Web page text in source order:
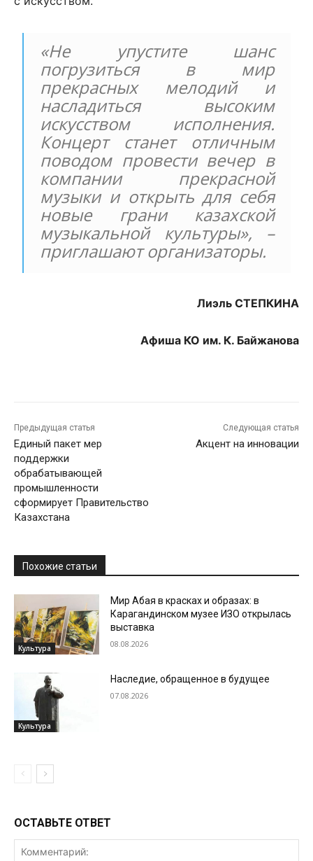
«Не упустите шанс
погрузиться в мир
прекрасных мелодий и
насладиться высоким
искусством исполнения.
Концерт станет отличным
поводом провести вечер в
компании прекрасной
музыки и открыть для себя
новые грани казахской
музыкальной культуры», –
приглашают организаторы.
Лиэль СТЕПКИНА
Афиша КО им. К. Байжанова
Предыдущая статья
Единый пакет мер
поддержки
обрабатывающей
промышленности
сформирует Правительство
Казахстана
Следующая статья
Акцент на инновации
Похожие статьи
Культура
Мир Абая в красках и образах: в
Карагандинском музее ИЗО открылась
выставка
08.08.2026
Культура
Наследие, обращенное в будущее
07.08.2026
ОСТАВЬТЕ ОТВЕТ